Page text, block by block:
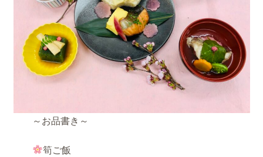
～お品書き～
筍ご飯